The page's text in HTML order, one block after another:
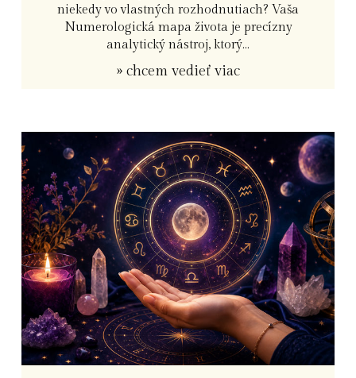
niekedy vo vlastných rozhodnutiach? Vaša
Numerologická mapa života je precízny
analytický nástroj, ktorý...
» chcem vedieť viac